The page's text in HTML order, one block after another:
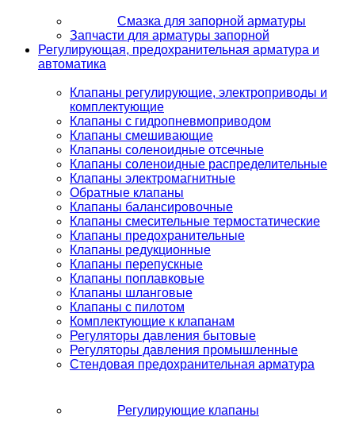
Смазка для запорной арматуры
Запчасти для арматуры запорной
Регулирующая, предохранительная арматура и
автоматика
Клапаны регулирующие, электроприводы и
комплектующие
Клапаны с гидропневмоприводом
Клапаны смешивающие
Клапаны соленоидные отсечные
Клапаны соленоидные распределительные
Клапаны электромагнитные
Обратные клапаны
Клапаны балансировочные
Клапаны смесительные термостатические
Клапаны предохранительные
Клапаны редукционные
Клапаны перепускные
Клапаны поплавковые
Клапаны шланговые
Клапаны с пилотом
Комплектующие к клапанам
Регуляторы давления бытовые
Регуляторы давления промышленные
Стендовая предохранительная арматура
Регулирующие клапаны